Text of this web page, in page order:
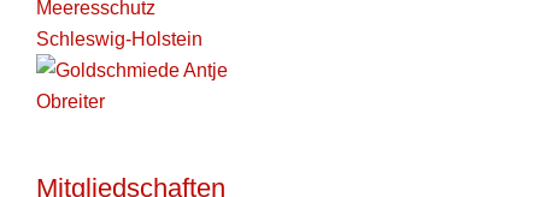
Mitgliedschaften